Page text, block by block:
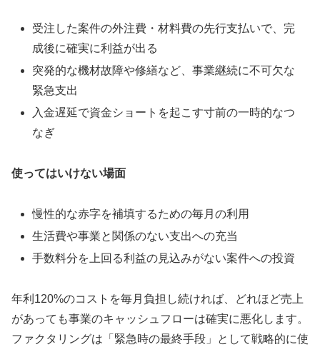
受注した案件の外注費・材料費の先行支払いで、完
成後に確実に利益が出る
突発的な機材故障や修繕など、事業継続に不可欠な
緊急支出
入金遅延で資金ショートを起こす寸前の一時的なつ
なぎ
使ってはいけない場面
慢性的な赤字を補填するための毎月の利用
生活費や事業と関係のない支出への充当
手数料分を上回る利益の見込みがない案件への投資
年利120%のコストを毎月負担し続ければ、どれほど売上
があっても事業のキャッシュフローは確実に悪化します。
ファクタリングは「緊急時の最終手段」として戦略的に使